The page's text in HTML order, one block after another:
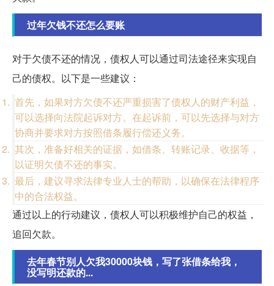
过年欠钱不还怎么要账
对于欠债不还的情况，债权人可以通过司法途径来实现自
己的债权。以下是一些建议：
首先，如果对方欠债不还严重损害了债权人的财产利益，
可以选择向法院起诉对方。在起诉前，可以先选择与对方
协商并要求对方按照借条履行偿还义务。
其次，准备好相关的证据，如借条、转账记录、收据等，
以证明欠债不还的事实。
最后，建议寻求法律专业人士的帮助，以确保在法律程序
中的合法权益。
通过以上的行动建议，债权人可以积极维护自己的权益，
追回欠款。
去年春节别人欠我30000块钱，写了张借条给我，
没写明还款的...